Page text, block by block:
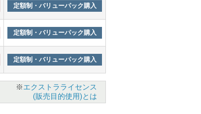
定額制・バリューパック購入
定額制・バリューパック購入
定額制・バリューパック購入
※エクストラライセンス
(販売目的使用)とは